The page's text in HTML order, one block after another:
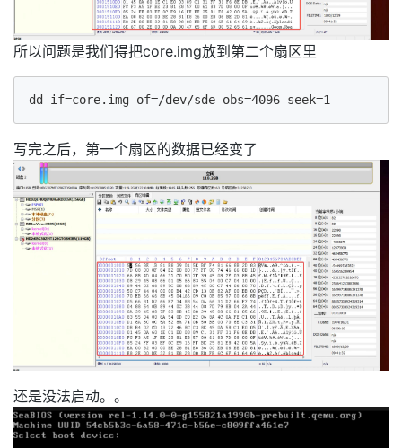
所以问题是我们得把core.img放到第二个扇区里
写完之后，第一个扇区的数据已经变了
还是没法启动。。